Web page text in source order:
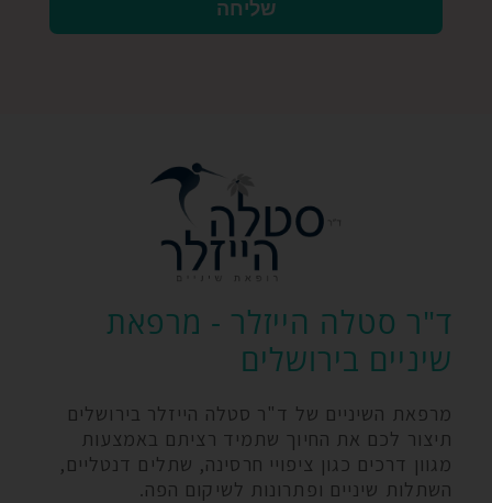
שליחה
ד"ר סטלה הייזלר - מרפאת
שיניים בירושלים
מרפאת השיניים של ד"ר סטלה הייזלר בירושלים
תיצור לכם את החיוך שתמיד רציתם באמצעות
מגוון דרכים כגון ציפויי חרסינה, שתלים דנטליים,
השתלות שיניים ופתרונות לשיקום הפה.